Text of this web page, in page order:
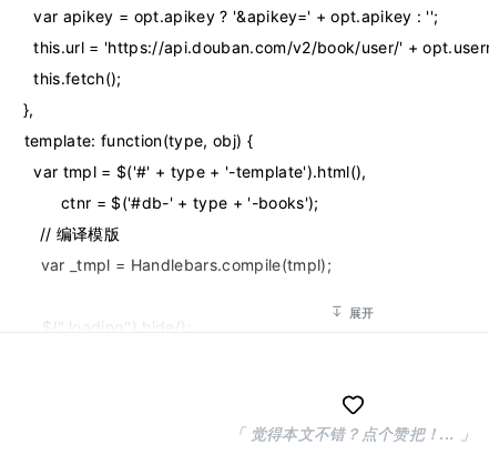
  <div class="db-status-wish">
    <div class="loading"></div>
    <h3 class="db-status-title">想读的书</h3>
    <ul id="db-wish-books" class="db-books">
<script id="wish-template" type="text/x-handlebars-
        {{#each this}}
          <li>
            <a href="{{book.alt}}" target="_blank">
              <img src="{{book.images.medium}}" />
展开
      var apikey = opt.apikey ? '&apikey=' + opt.apikey : '';
this.url = 'https://api.douban.com/v2/book/user/' +
      this.fetch();
    },
    template: function(type, obj) {
      var tmpl = $('#' + type + '-template').html(),
          ctnr = $('#db-' + type + '-books');
      // 编译模版
      var _tmpl = Handlebars.compile(tmpl);
      $(".loading").hide();
「 觉得本文不错？点个赞把！... 」